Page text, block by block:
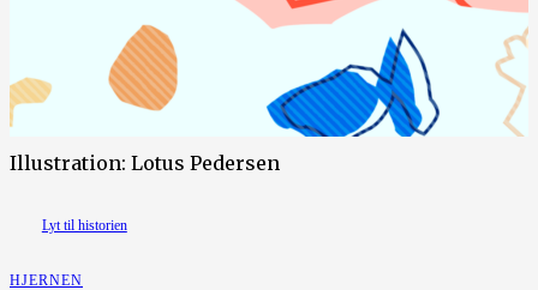
Illustration: Lotus Pedersen
Lyt til historien
HJERNEN